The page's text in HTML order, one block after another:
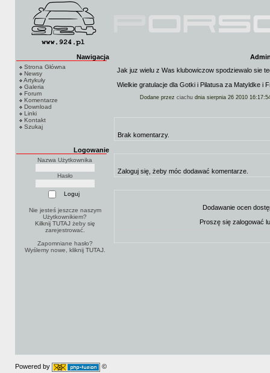
Nawigacja
Strona Główna
Newsy
Artykuły
Galeria
Forum
Komentarze
Download
Linki
Kontakt
Szukaj
Logowanie
Nazwa Użytkownika
Hasło
Nie jesteś jeszcze naszym
Użytkownikiem?
Kilknij TUTAJżeby się
zarejestrować.
Zapomniane hasło?
Wyślemy nowe, kliknij TUTAJ.
Jak juz wielu z Was klubowiczow spodziewalo sie
Wielkie gratulacje dla Gotki i Pilatusa za Matyldke i
Dodane przez ciachu dnia sierpnia 26 2010
Brak komentarzy.
Zaloguj się, żeby móc dodawać komentarze.
Dodawanie ocen
Proszę się zalogować
Powered by ©